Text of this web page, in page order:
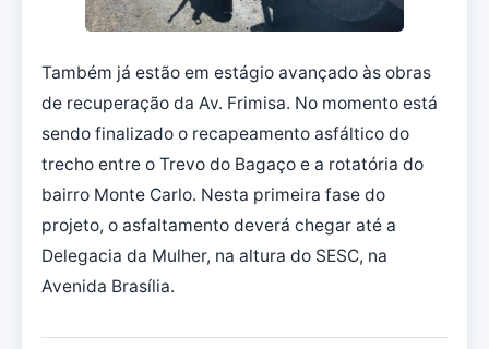
Também já estão em estágio avançado às obras
de recuperação da Av. Frimisa. No momento está
sendo finalizado o recapeamento asfáltico do
trecho entre o Trevo do Bagaço e a rotatória do
bairro Monte Carlo. Nesta primeira fase do
projeto, o asfaltamento deverá chegar até a
Delegacia da Mulher, na altura do SESC, na
Avenida Brasília.